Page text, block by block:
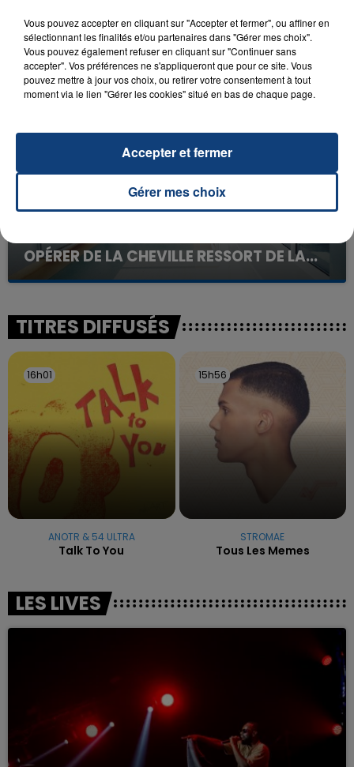
23 juillet 2026
INCENDIE MORTEL À LENS : UNE FEMME ET
SON BÉBÉ ENTRE LA VIE ET LA...
Un homme s'est immolé par le feu après avoir
aspergé sa compagne et leur bébé de trois mois
OPÉRER DE LA CHEVILLE RESSORT DE LA...
La famille a porté plainte contre la clinique qui a
excuses.
TITRES DIFFUSÉS
16h01
16h01
ANOTR & 54 ULTRA
Talk To You
15h56
15h56
STROMAE
Tous Les Memes
LES LIVES
Vous pouvez accepter en cliquant sur "Accepter et fermer", ou affiner en
sélectionnant les finalités et/ou partenaires dans "Gérer mes choix".
Vous pouvez également refuser en cliquant sur "Continuer sans
accepter". Vos préférences ne s'appliqueront que pour ce site. Vous
pouvez mettre à jour vos choix, ou retirer votre consentement à tout
moment via le lien "Gérer les cookies" situé en bas de chaque page.
Gérer mes choix
Accepter et fermer